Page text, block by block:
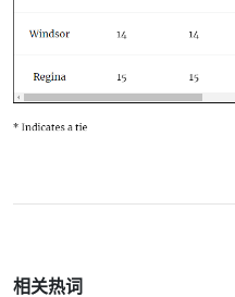
相关热词